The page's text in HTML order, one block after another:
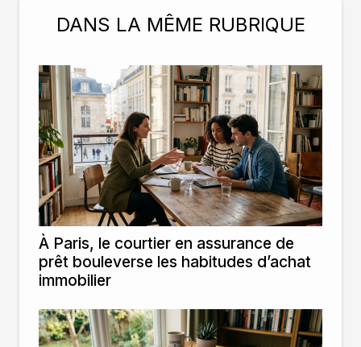
DANS LA MÊME RUBRIQUE
À Paris, le courtier en assurance de
prêt bouleverse les habitudes d’achat
immobilier